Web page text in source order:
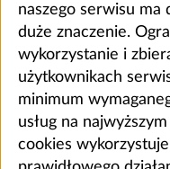
naszego serwisu ma
duże znaczenie.
wykorzystanie i
użytkownikach
minimum
usług na
cookies